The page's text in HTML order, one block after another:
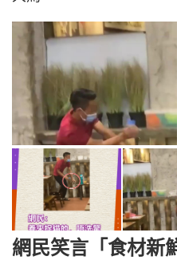
網民笑言「食材新